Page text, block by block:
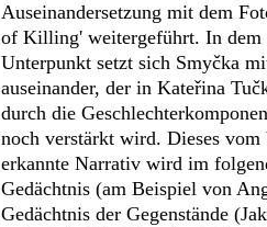
Auseinandersetzung mit dem
of Killing' weitergeführt. In dem
Unterpunkt setzt sich Smyčka
auseinander, der in Kateřina
durch die
noch verstärkt wird. Dieses vom
erkannte Narrativ wird im
Gedächtnis (am Beispiel von
Gedächtnis der Gegenstände